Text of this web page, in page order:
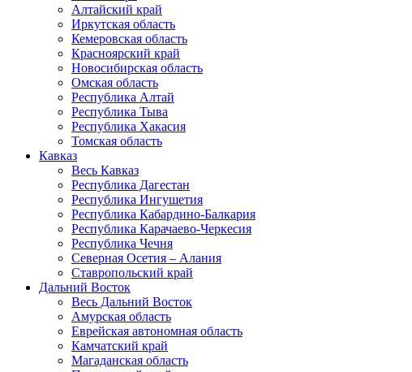
Алтайский край
Иркутская область
Кемеровская область
Красноярский край
Новосибирская область
Омская область
Республика Алтай
Республика Тыва
Республика Хакасия
Томская область
Кавказ
Весь Кавказ
Республика Дагестан
Республика Ингушетия
Республика Кабардино-Балкария
Республика Карачаево-Черкесия
Республика Чечня
Северная Осетия – Алания
Ставропольский край
Дальний Восток
Весь Дальний Восток
Амурская область
Еврейская автономная область
Камчатский край
Магаданская область